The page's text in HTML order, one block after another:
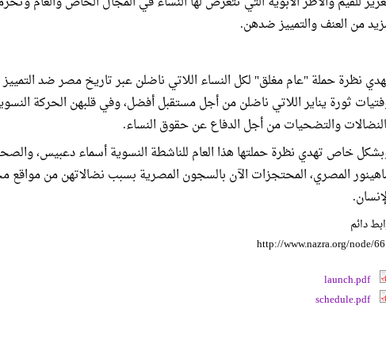
من العنف والتمييز ضدهن.
نظرة حملة "عام مغلق" لكل النساء اللاتي ناضلن عبر تاريخ مصر ضد
ثورة يناير اللاتي ناضلن من أجل مستقبل أفضل، وفي قلبهن الحركة
والتضحيات من أجل الدفاع عن حقوق النساء.
خاص تهدي نظرة حملتها هذا العام للناشطة النسوية أسماء دعبيس،
المصري، المحتجزات الآن بالسجون المصرية بسبب نضالاتهن من
دائم
http://www.nazra.org/node/
launch.pdf
schedule.pdf